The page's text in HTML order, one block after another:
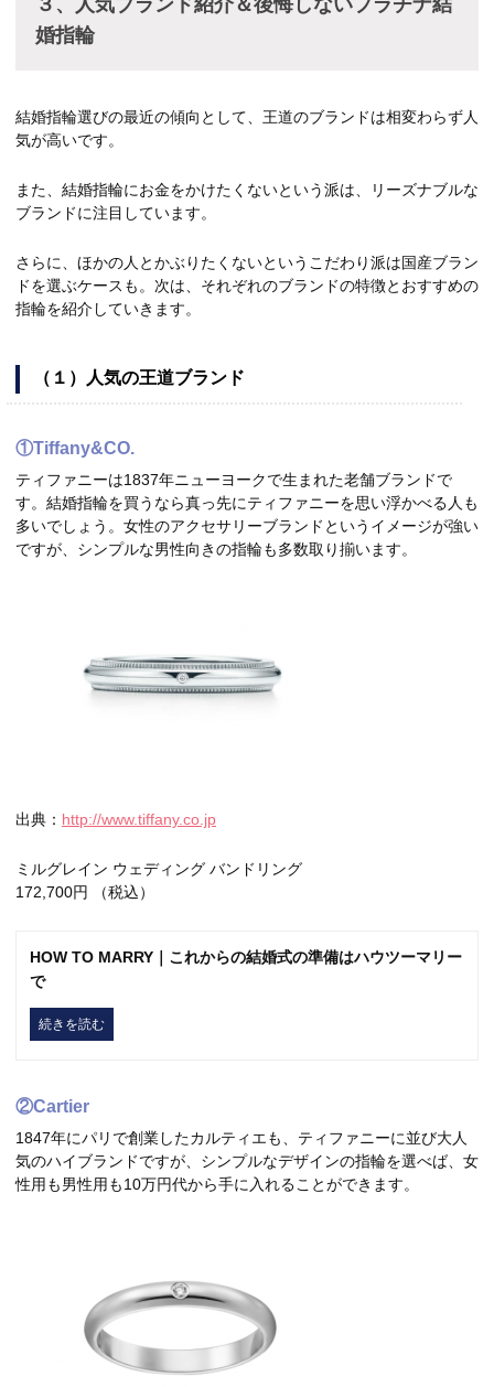
３、人気ブランド紹介＆後悔しないプラチナ結
婚指輪
結婚指輪選びの最近の傾向として、王道のブランドは相変わらず人
気が高いです。
また、結婚指輪にお金をかけたくないという派は、リーズナブルな
ブランドに注目しています。
さらに、ほかの人とかぶりたくないというこだわり派は国産ブラン
ドを選ぶケースも。次は、それぞれのブランドの特徴とおすすめの
指輪を紹介していきます。
（１）人気の王道ブランド
①Tiffany&CO.
ティファニーは1837年ニューヨークで生まれた老舗ブランドで
す。結婚指輪を買うなら真っ先にティファニーを思い浮かべる人も
多いでしょう。女性のアクセサリーブランドというイメージが強い
ですが、シンプルな男性向きの指輪も多数取り揃います。
出典： http://www.tiffany.co.jp
ミルグレイン ウェディング バンドリング
172,700円 （税込）
HOW TO MARRY｜これからの結婚式の準備はハウツーマリー
で
続きを読む
②Cartier
1847年にパリで創業したカルティエも、ティファニーに並び大人
気のハイブランドですが、シンプルなデザインの指輪を選べば、女
性用も男性用も10万円代から手に入れることができます。